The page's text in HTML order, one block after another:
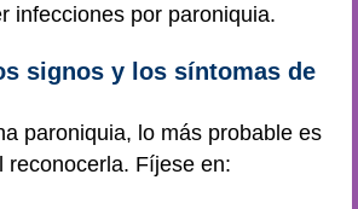
infecciones por paroniquia.
signos y los síntomas de
paroniquia, lo más probable es
reconocerla. Fíjese en: